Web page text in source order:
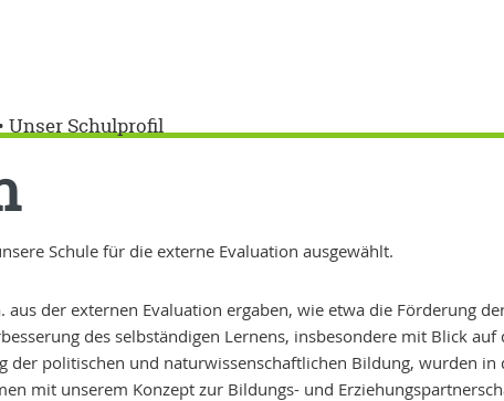
•Unser Schulprofil
Schule für die externe Evaluation ausgewählt.
aus der externen Evaluation ergaben, wie etwa die Förderung
des selbständigen Lernens, insbesondere mit Blick
der politischen und naturwissenschaftlichen Bildung, wurden in
mit unserem Konzept zur Bildungs- und